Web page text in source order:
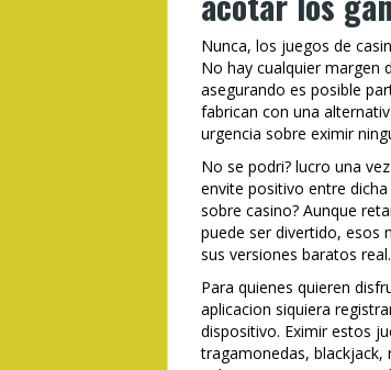
Nunca, los juegos de
No hay cualquier margen
asegurando es posible
fabrican con una
urgencia sobre eximir
No se podri? lucro una
envite positivo entre
sobre casino? Aunque
puede ser divertido, esos
sus versiones baratos real.
Para quienes quieren
aplicacion siquiera
dispositivo. Eximir estos
tragamonedas,